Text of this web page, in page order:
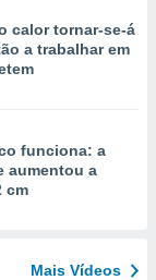
calor tornar-se-á
a trabalhar em
funciona: a
aumentou a
cm
Mais Vídeos